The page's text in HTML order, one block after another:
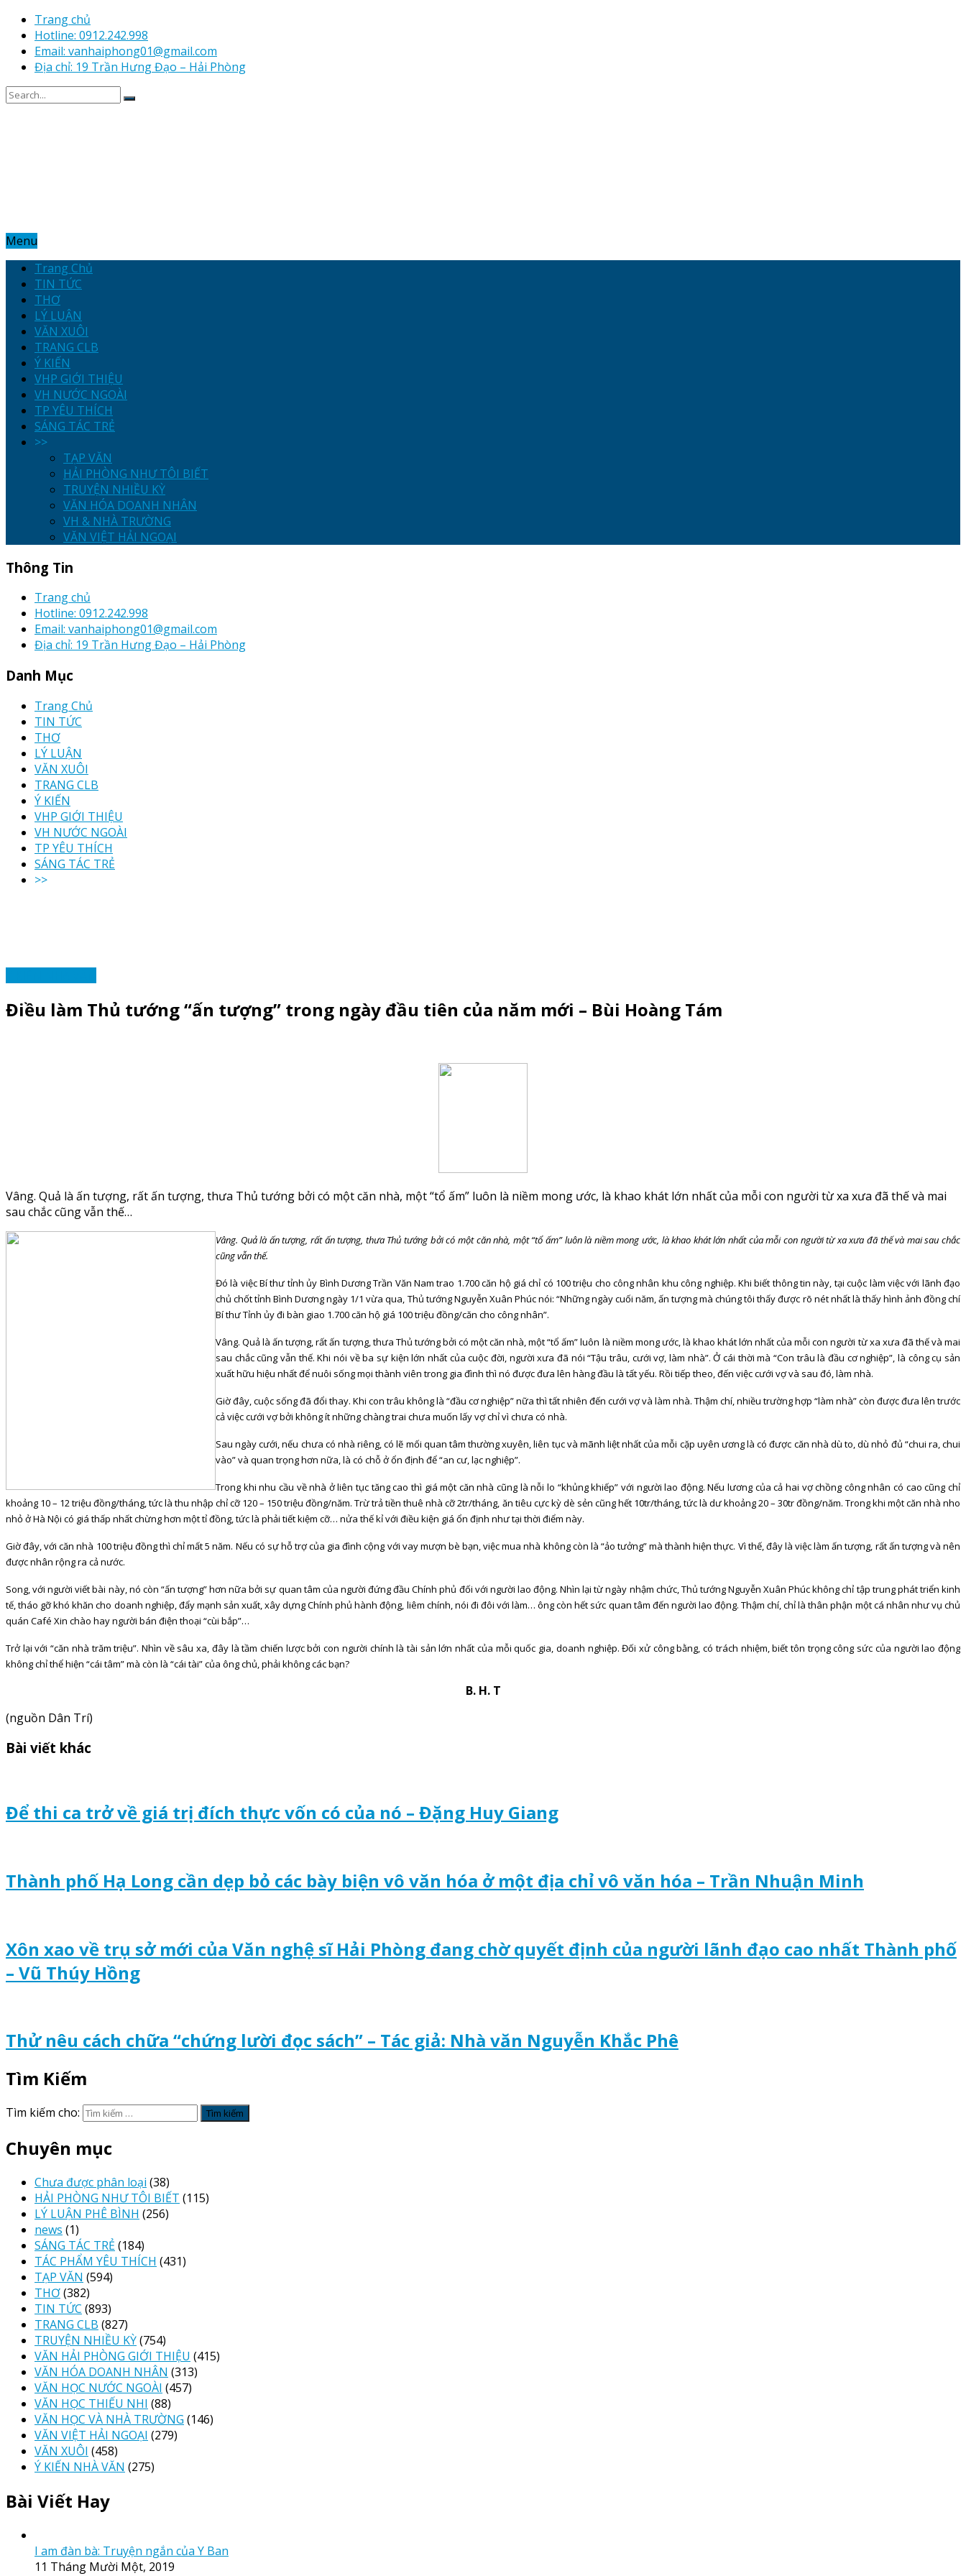
Trang chủ
Hotline: 0912.242.998
Email: vanhaiphong01@gmail.com
Địa chỉ: 19 Trần Hưng Đạo – Hải Phòng
Menu
Trang Chủ
TIN TỨC
THƠ
LÝ LUẬN
VĂN XUÔI
TRANG CLB
Ý KIẾN
VHP GIỚI THIỆU
VH NƯỚC NGOÀI
TP YÊU THÍCH
SÁNG TÁC TRẺ
>>
TẠP VĂN
HẢI PHÒNG NHƯ TÔI BIẾT
TRUYỆN NHIỀU KỲ
VĂN HÓA DOANH NHÂN
VH & NHÀ TRƯỜNG
VĂN VIỆT HẢI NGOẠI
Thông Tin
Trang chủ
Hotline: 0912.242.998
Email: vanhaiphong01@gmail.com
Địa chỉ: 19 Trần Hưng Đạo – Hải Phòng
Danh Mục
Trang Chủ
TIN TỨC
THƠ
LÝ LUẬN
VĂN XUÔI
TRANG CLB
Ý KIẾN
VHP GIỚI THIỆU
VH NƯỚC NGOÀI
TP YÊU THÍCH
SÁNG TÁC TRẺ
>>
Điều làm Thủ tướng “ấn tượng” trong ngày đầu tiên của năm mới – Bùi Hoàng Tám
Vâng. Quả là ấn tượng, rất ấn tượng, thưa Thủ tướng bởi có một căn nhà, một “tổ ấm” luôn là niềm mong ước, là khao khát lớn nhất của mỗi con người từ xa xưa đã thế và mai
sau chắc cũng vẫn thế…
Vâng. Quả là ấn tượng, rất ấn tượng, thưa Thủ tướng bởi có một căn nhà, một “tổ ấm” luôn là niềm mong ước, là khao khát lớn nhất của mỗi con người từ xa xưa đã thế và mai sau chắc
cũng vẫn thế.
Đó là việc Bí thư tỉnh ủy Bình Dương Trần Văn Nam trao 1.700 căn hộ giá chỉ có 100 triệu cho công nhân khu công nghiệp. Khi biết thông tin này, tại cuộc làm việc với lãnh đạo
chủ chốt tỉnh Bình Dương ngày 1/1 vừa qua, Thủ tướng Nguyễn Xuân Phúc nói: “Những ngày cuối năm, ấn tượng mà chúng tôi thấy được rõ nét nhất là thấy hình ảnh đồng chí
Bí thư Tỉnh ủy đi bàn giao 1.700 căn hộ giá 100 triệu đồng/căn cho công nhân”.
Vâng. Quả là ấn tượng, rất ấn tượng, thưa Thủ tướng bởi có một căn nhà, một “tổ ấm” luôn là niềm mong ước, là khao khát lớn nhất của mỗi con người từ xa xưa đã thế và mai
sau chắc cũng vẫn thế. Khi nói về ba sự kiện lớn nhất của cuộc đời, người xưa đã nói “Tậu trâu, cưới vợ, làm nhà”. Ở cái thời mà “Con trâu là đầu cơ nghiệp”, là công cụ sản
xuất hữu hiệu nhất để nuôi sống mọi thành viên trong gia đình thì nó được đưa lên hàng đầu là tất yếu. Rồi tiếp theo, đến việc cưới vợ và sau đó, làm nhà.
Giờ đây, cuộc sống đã đổi thay. Khi con trâu không là “đầu cơ nghiệp” nữa thì tất nhiên đến cưới vợ và làm nhà. Thậm chí, nhiều trường hợp “làm nhà” còn được đưa lên trước
cả việc cưới vợ bởi không ít những chàng trai chưa muốn lấy vợ chỉ vì chưa có nhà.
Sau ngày cưới, nếu chưa có nhà riêng, có lẽ mối quan tâm thường xuyên, liên tục và mãnh liệt nhất của mỗi cặp uyên ương là có được căn nhà dù to, dù nhỏ đủ “chui ra, chui
vào” và quan trọng hơn nữa, là có chỗ ở ổn định để “an cư, lạc nghiệp”.
Trong khi nhu cầu về nhà ở liên tục tăng cao thì giá một căn nhà cũng là nỗi lo “khủng khiếp” với người lao động. Nếu lương của cả hai vợ chồng công nhân có cao cũng chỉ
khoảng 10 – 12 triệu đồng/tháng, tức là thu nhập chỉ cỡ 120 – 150 triệu đồng/năm. Trừ trả tiền thuê nhà cỡ 2tr/tháng, ăn tiêu cực kỳ dè sẻn cũng hết 10tr/tháng, tức là dư khoảng 20 – 30tr đồng/năm. Trong khi một căn nhà nho
nhỏ ở Hà Nội có giá thấp nhất chừng hơn một tỉ đồng, tức là phải tiết kiệm cỡ… nửa thế kỉ với điều kiện giá ổn định như tại thời điểm này.
Giờ đây, với căn nhà 100 triệu đồng thì chỉ mất 5 năm. Nếu có sự hỗ trợ của gia đình cộng với vay mượn bè bạn, việc mua nhà không còn là “ảo tưởng” mà thành hiện thực. Vì thế, đây là việc làm ấn tượng, rất ấn tượng và nên
được nhân rộng ra cả nước.
Song, với người viết bài này, nó còn “ấn tượng” hơn nữa bởi sự quan tâm của người đứng đầu Chính phủ đối với người lao động. Nhìn lại từ ngày nhậm chức, Thủ tướng Nguyễn Xuân Phúc không chỉ tập trung phát triển kinh
tế, tháo gỡ khó khăn cho doanh nghiệp, đẩy mạnh sản xuất, xây dựng Chính phủ hành động, liêm chính, nói đi đôi với làm… ông còn hết sức quan tâm đến người lao động. Thậm chí, chỉ là thân phận một cá nhân như vụ chủ
quán Café Xin chào hay người bán điện thoại “cùi bắp”…
Trở lại với “căn nhà trăm triệu”. Nhìn về sâu xa, đây là tầm chiến lược bởi con người chính là tài sản lớn nhất của mỗi quốc gia, doanh nghiệp. Đối xử công bằng, có trách nhiệm, biết tôn trọng công sức của người lao động
không chỉ thể hiện “cái tâm” mà còn là “cái tài” của ông chủ, phải không các bạn?
B. H. T
(nguồn Dân Trí)
Bài viết khác
Để thi ca trở về giá trị đích thực vốn có của nó – Đặng Huy Giang
Thành phố Hạ Long cần dẹp bỏ các bày biện vô văn hóa ở một địa chỉ vô văn hóa – Trần Nhuận Minh
Xôn xao về trụ sở mới của Văn nghệ sĩ Hải Phòng đang chờ quyết định của người lãnh đạo cao nhất Thành phố
– Vũ Thúy Hồng
Thử nêu cách chữa “chứng lười đọc sách” – Tác giả: Nhà văn Nguyễn Khắc Phê
Tìm Kiếm
Tìm kiếm cho:
Chuyên mục
Chưa được phân loại (38)
HẢI PHÒNG NHƯ TÔI BIẾT (115)
LÝ LUẬN PHÊ BÌNH (256)
news (1)
SÁNG TÁC TRẺ (184)
TÁC PHẨM YÊU THÍCH (431)
TẠP VĂN (594)
THƠ(382)
TIN TỨC (893)
TRANG CLB (827)
TRUYỆN NHIỀU KỲ(754)
VĂN HẢI PHÒNG GIỚI THIỆU (415)
VĂN HÓA DOANH NHÂN (313)
VĂN HỌC NƯỚC NGOÀI (457)
VĂN HỌC THIẾU NHI (88)
VĂN HỌC VÀ NHÀ TRƯỜNG (146)
VĂN VIỆT HẢI NGOẠI (279)
VĂN XUÔI (458)
Ý KIẾN NHÀ VĂN (275)
Bài Viết Hay
I am đàn bà: Truyện ngắn của Y Ban
11 Tháng Mười Một, 2019